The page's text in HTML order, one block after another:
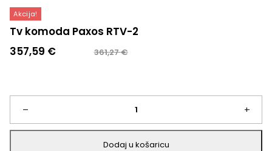
Akcija!
Tv komoda Paxos RTV-2
361,27€
Izvorna
je:
361,27 €.
357,59 €
Trenutna
357,59 €.
–
komoda
+
Dodaj u košaricu